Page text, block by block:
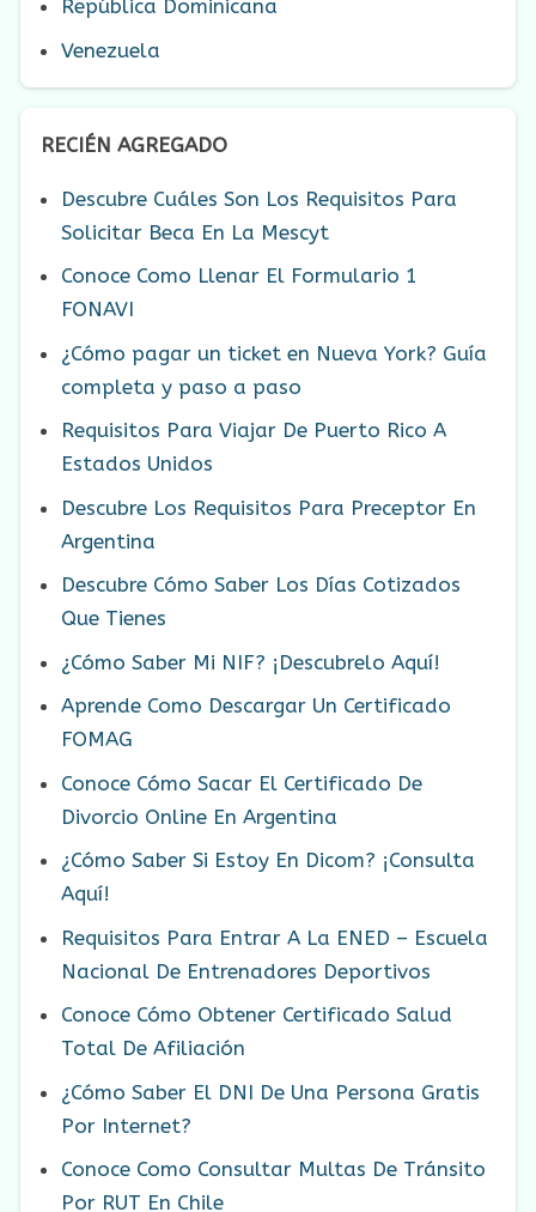
República Dominicana
Venezuela
RECIÉN AGREGADO
Descubre Cuáles Son Los Requisitos Para
Solicitar Beca En La Mescyt
Conoce Como Llenar El Formulario 1
FONAVI
¿Cómo pagar un ticket en Nueva York? Guía
completa y paso a paso
Requisitos Para Viajar De Puerto Rico A
Estados Unidos
Descubre Los Requisitos Para Preceptor En
Argentina
Descubre Cómo Saber Los Días Cotizados
Que Tienes
¿Cómo Saber Mi NIF? ¡Descubrelo Aquí!
Aprende Como Descargar Un Certificado
FOMAG
Conoce Cómo Sacar El Certificado De
Divorcio Online En Argentina
¿Cómo Saber Si Estoy En Dicom? ¡Consulta
Aquí!
Requisitos Para Entrar A La ENED – Escuela
Nacional De Entrenadores Deportivos
Conoce Cómo Obtener Certificado Salud
Total De Afiliación
¿Cómo Saber El DNI De Una Persona Gratis
Por Internet?
Conoce Como Consultar Multas De Tránsito
Por RUT En Chile